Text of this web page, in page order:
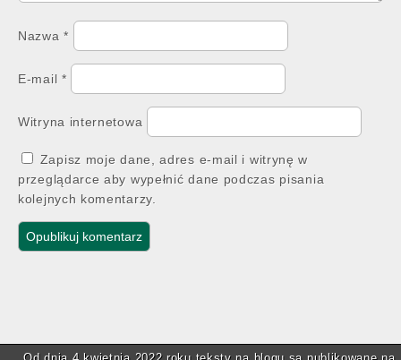
Nazwa*
E-mail *
Witryna internetowa
Zapisz moje dane, adres e-mail i witrynę w
przeglądarce aby wypełnić dane podczas pisania
kolejnych komentarzy.